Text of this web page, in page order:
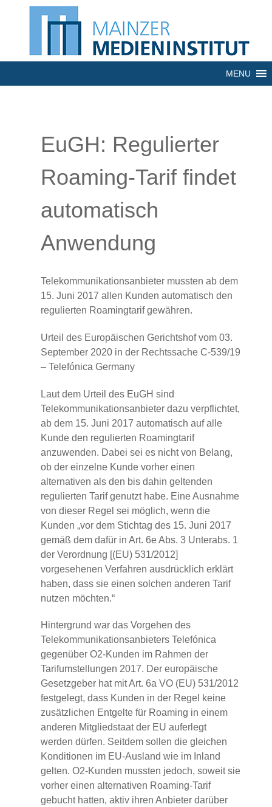
MENU
EuGH: Regulierter
Roaming-Tarif findet
automatisch
Anwendung
Telekommunikationsanbieter mussten ab dem
15. Juni 2017 allen Kunden automatisch den
regulierten Roamingtarif gewähren.
Urteil des Europäischen Gerichtshof vom 03.
September 2020 in der Rechtssache C-539/19
– Telefónica Germany
Laut dem Urteil des EuGH sind
Telekommunikationsanbieter dazu verpflichtet,
ab dem 15. Juni 2017 automatisch auf alle
Kunde den regulierten Roamingtarif
anzuwenden. Dabei sei es nicht von Belang,
ob der einzelne Kunde vorher einen
alternativen als den bis dahin geltenden
regulierten Tarif genutzt habe. Eine Ausnahme
von dieser Regel sei möglich, wenn die
Kunden „vor dem Stichtag des 15. Juni 2017
gemäß dem dafür in Art. 6e Abs. 3 Unterabs. 1
der Verordnung [(EU) 531/2012]
vorgesehenen Verfahren ausdrücklich erklärt
haben, dass sie einen solchen anderen Tarif
nutzen möchten.“
Hintergrund war das Vorgehen des
Telekommunikationsanbieters Telefónica
gegenüber O2-Kunden im Rahmen der
Tarifumstellungen 2017. Der europäische
Gesetzgeber hat mit Art. 6a VO (EU) 531/2012
festgelegt, dass Kunden in der Regel keine
zusätzlichen Entgelte für Roaming in einem
anderen Mitgliedstaat der EU auferlegt
werden dürfen. Seitdem sollen die gleichen
Konditionen im EU-Ausland wie im Inland
gelten. O2-Kunden mussten jedoch, soweit sie
vorher einen alternativen Roaming-Tarif
gebucht hatten, aktiv ihren Anbieter darüber